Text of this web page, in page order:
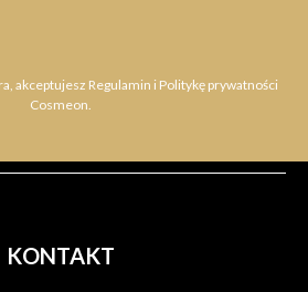
o dostępności
akceptujesz Regulamin i Politykę prywatności
Cosmeon.
KONTAKT